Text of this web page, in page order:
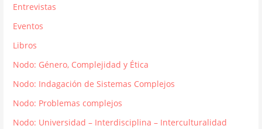
Entrevistas
Eventos
Libros
Nodo: Género, Complejidad y Ética
Nodo: Indagación de Sistemas Complejos
Nodo: Problemas complejos
Nodo: Universidad – Interdisciplina – Interculturalidad